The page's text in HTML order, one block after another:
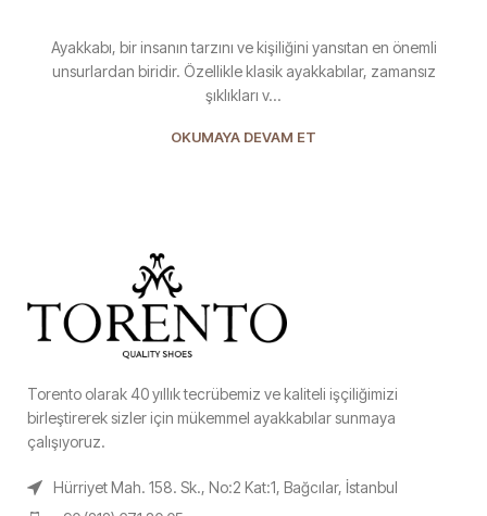
Ayakkabı, bir insanın tarzını ve kişiliğini yansıtan en önemli
unsurlardan biridir. Özellikle klasik ayakkabılar, zamansız
şıklıkları v...
OKUMAYA DEVAM ET
Torento olarak 40 yıllık tecrübemiz ve kaliteli işçiliğimizi
birleştirerek sizler için mükemmel ayakkabılar sunmaya
çalışıyoruz.
Hürriyet Mah. 158. Sk., No:2 Kat:1, Bağcılar, İstanbul